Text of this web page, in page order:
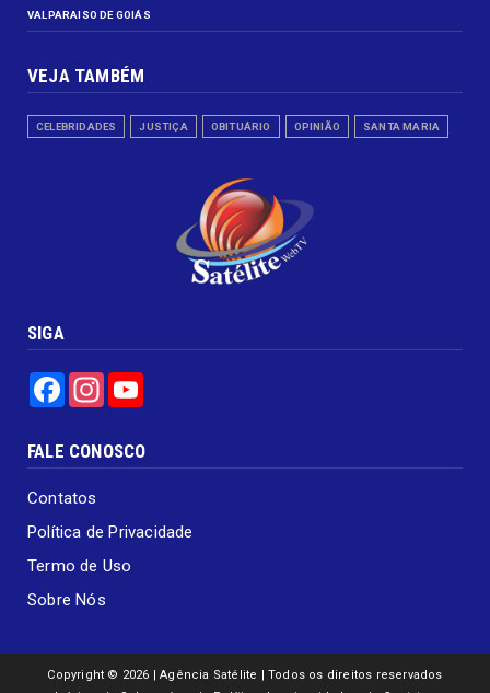
VALPARAISO DE GOIÁS
VEJA TAMBÉM
CELEBRIDADES JUSTIÇA OBITUÁRIO OPINIÃO SANTA MARIA
SIGA
FacebookInstagram
FALE CONOSCO
Contatos
Política de Privacidade
Termo de Uso
Sobre Nós
Copyright © 2026 | Agência Satélite | Todos os direitos reservados